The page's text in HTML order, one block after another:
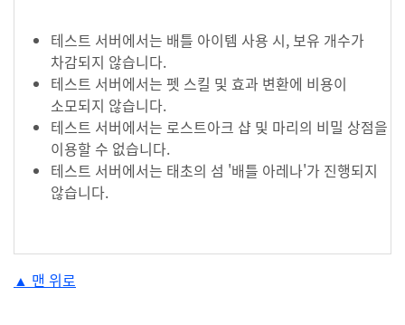
테스트 서버에서는 배틀 아이템 사용 시, 보유 개수가
차감되지 않습니다.
테스트 서버에서는 펫 스킬 및 효과 변환에 비용이
소모되지 않습니다.
테스트 서버에서는 로스트아크 샵 및 마리의 비밀 상점을
이용할 수 없습니다.
테스트 서버에서는 태초의 섬 '배틀 아레나'가 진행되지
않습니다.
▲ 맨 위로